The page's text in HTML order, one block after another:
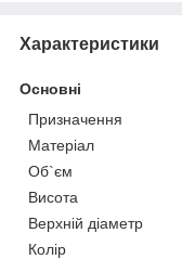
Характеристики
Основні
Призначення
Матеріал
Об`єм
Висота
Верхній діаметр
Колір